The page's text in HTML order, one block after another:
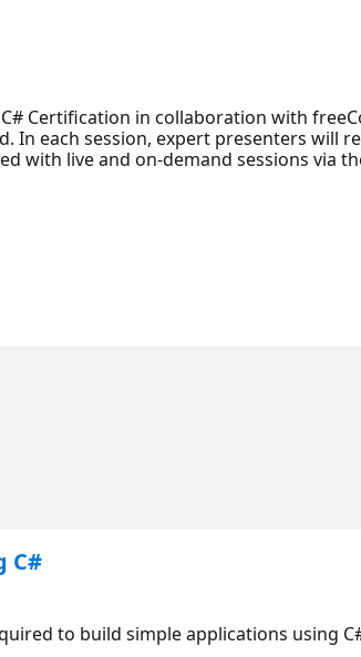
Certification in collaboration with
In each session, expert presenters will
live and on-demand sessions via
C#
to build simple applications using